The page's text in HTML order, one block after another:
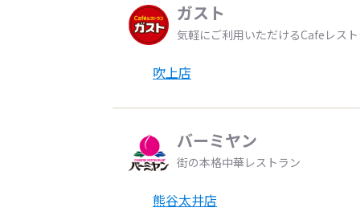
ガスト
気軽にご利用いただけるCafeレス
吹上店
バーミヤン
街の本格中華レストラン
熊谷太井店